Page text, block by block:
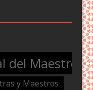
del Maestro
y Maestros